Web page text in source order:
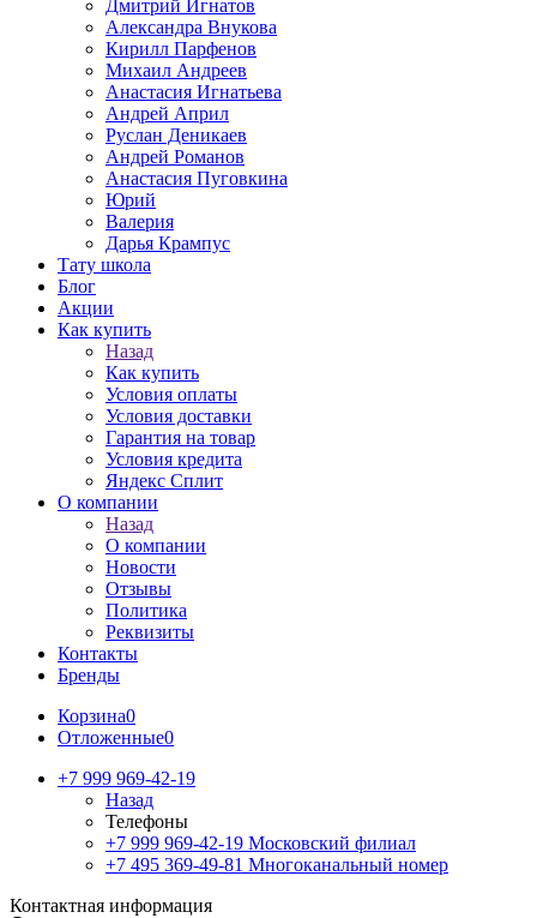
Дмитрий Игнатов
Александра Внукова
Кирилл Парфенов
Михаил Андреев
Анастасия Игнатьева
Андрей Април
Руслан Деникаев
Андрей Романов
Анастасия Пуговкина
Юрий
Валерия
Дарья Крампус
Тату школа
Блог
Акции
Как купить
Назад
Как купить
Условия оплаты
Условия доставки
Гарантия на товар
Условия кредита
Яндекс Сплит
О компании
Назад
О компании
Новости
Отзывы
Политика
Реквизиты
Контакты
Бренды
Корзина0
Отложенные0
+7 999 969-42-19
Назад
Телефоны
+7 999 969-42-19 Московский филиал
+7 495 369-49-81 Многоканальный номер
Контактная информация